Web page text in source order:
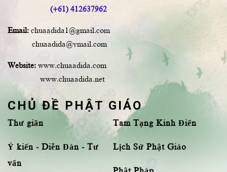
(+61) 412637962
Email: chuaadida1@gmail.com
chuaadida@ymail.com
Website: www.chuaadida.com
www.chuaadida.net
CHỦ ĐỀ PHẬT GIÁO
Thư giãn
Ý kiến - Diễn Đàn - Tư
vấn
Tam Tạng Kinh Điển
Lịch Sử Phật Giáo